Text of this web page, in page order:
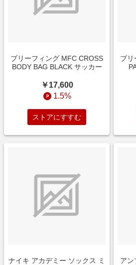
ブリーフィング MFC CROSS
BODY BAG BLACK サッカー
￥17,600
1.5%
ストアにすすむ
ブリ
ナイキ アカデミー ソックス ミ アン